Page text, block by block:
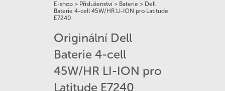
E-shop > Příslušenství > Baterie > Dell
Baterie 4-cell 45W/HR LI-ION pro Latitude
E7240
Originální Dell
Baterie 4-cell
45W/HR LI-ION pro
Latitude E7240